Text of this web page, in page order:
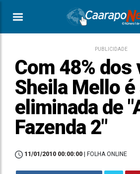
PUBLICIDADE
Com 48% dos
Sheila Mello
eliminada de
Fazenda 2"
11/01/2010 00:00:00 | FOLHA ONLINE